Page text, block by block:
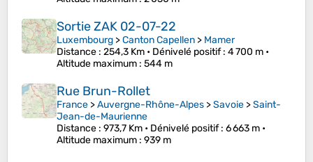
Sortie ZAK 02-07-22
Luxembourg >Canton Capellen > Mamer
Distance : 254,3 Km • Dénivelé positif: 4 700 m •
Altitude maximum : 544 m
Rue Brun-Rollet
France >Auvergne-Rhône-Alpes >Savoie >Saint-
Jean-de-Maurienne
Distance : 973,7 Km • Dénivelé positif: 6 663 m •
Altitude maximum : 939 m